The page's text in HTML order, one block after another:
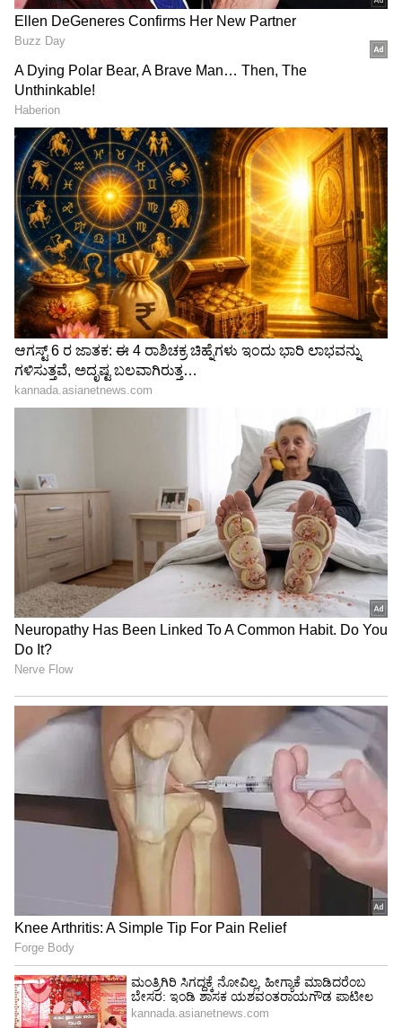
Image Credit :
ಕೊಡಗು (Coorg)
ಕೊಡಗು (Coorg)
ಕೊಡಗು ತನ್ನ ನೈಸರ್ಗಿಕ ಸೌಂದರ್ಯಕ್ಕೆ ಹೆಸರುವಾಸಿಯಾಗಿದೆ.
ಇದನ್ನು 'ಭಾರತದ ಸ್ಕಾಟ್ಲೆಂಡ್' ಎಂದೂ ಕರೆಯುತ್ತಾರೆ. ಇಲ್ಲಿನ
ತಾಪಮಾನ ಸಾಮಾನ್ಯವಾಗಿ 15–22°C ಇರುತ್ತದೆ. ತೇಗ ಮತ್ತು
ರೋಸ್‌ವುಡ್ ಕಾಡುಗಳಿಂದ ಆವೃತವಾಗಿರುವ ಇಲ್ಲಿ ಕಾಫಿ
ತೋಟಗಳಲ್ಲಿ ನೇಚರ್ ವಾಕ್, ತಡಿಯಾಂಡಮೋಲ್ ಶಿಖರಕ್ಕೆ
ಚಾರಣ, ಬರಪೋಲೆಯಲ್ಲಿ ರಿವರ್ ರಾಫ್ಟಿಂಗ್ ಮತ್ತು ರಾಜಾ
ಸೀಟ್‌ನಲ್ಲಿ ಸುಂದರ ಸೂರ್ಯಾಸ್ತವನ್ನು ವೀಕ್ಷಿಸಬಹುದು.
ಇಲ್ಲಿನ ಕೆಫೆಗಳಲ್ಲಿ ಸಿಗುವ ಬಿಸಿ ಬಿಸಿ ಫಿಲ್ಟರ್ ಕಾಫಿ
ಸವಿಯುವುದು ಒಂದು ಅದ್ಭುತ ಅನುಭವ.
Related Articles
ಕರ್ನಾಟಕದ ಈ ಊರಿನ ಪಾನಿಪೂರಿ ಎಷ್ಟು ಫೇಮಸ್
ಅಂದ್ರೆ ಇಲ್ಲಿಗೆ ಬಂದೋರು ಬರಿಗೈಲಿ ಹೋಗೋದಿಲ್ಲ!
ರೈಲಿನಲ್ಲಿ ತುಪ್ಪ ತೆಗೆದುಕೊಂಡು ಹೋಗಬಹುದೇ?
ಪ್ರಯಾಣಿಸುವ ಮೊದಲು ಈ ನಿಯಮ ತಪ್ಪದೇ
ಓದಿಕೊಳ್ಳಿ
3